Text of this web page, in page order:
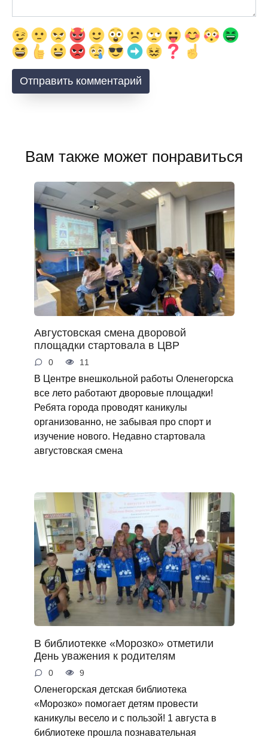
Вам также может понравиться
Августовская смена дворовой
площадки стартовала в ЦВР
0 11
В Центре внешкольной работы Оленегорска
все лето работают дворовые площадки!
Ребята города проводят каникулы
организованно, не забывая про спорт и
изучение нового. Недавно стартовала
августовская смена
В библиотекке «Морозко» отметили
День уважения к родителям
0 9
Оленегорская детская библиотека
«Морозко» помогает детям провести
каникулы весело и с пользой! 1 августа в
библиотеке прошла познавательная